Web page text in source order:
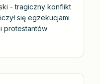
- tragiczny konflikt
się egzekucjami
protestantów